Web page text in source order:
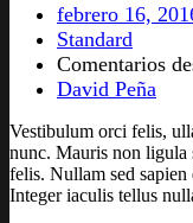
febrero 16,
Standard
Comentarios
David Peña
Vestibulum orci felis,
nunc. Mauris non ligula
felis. Nullam sed
Integer iaculis tellus